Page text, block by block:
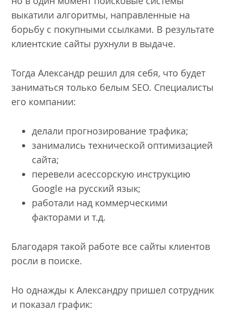
выкатили алгоритмы, направленные на
борьбу с покупными ссылками. В результате
клиентские сайты рухнули в выдаче.
Тогда Александр решил для себя, что будет
заниматься только белым SEO. Специалисты
его компании:
делали прогнозирование трафика;
занимались технической оптимизацией
сайта;
перевели асессорскую инструкцию
Google на русский язык;
работали над коммерческими
факторами и т.д.
Благодаря такой работе все сайты клиентов
росли в поиске.
Но однажды к Александру пришел сотрудник
и показал график: